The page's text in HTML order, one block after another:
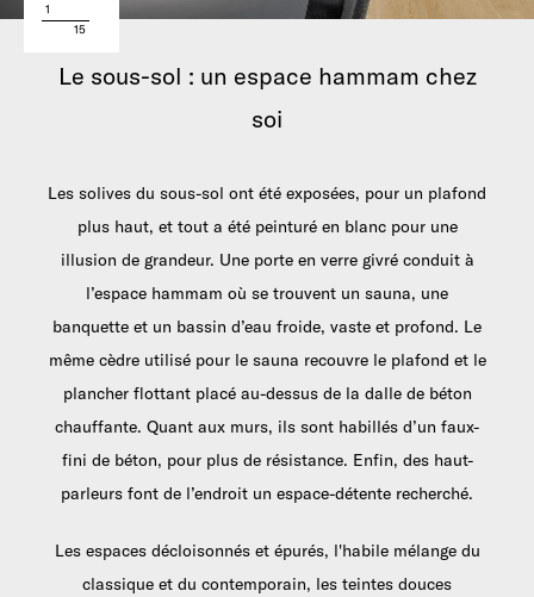
1
15
Le sous-sol : un espace hammam chez
soi
Les solives du sous-sol ont été exposées, pour un plafond
plus haut, et tout a été peinturé en blanc pour une
illusion de grandeur. Une porte en verre givré conduit à
l’espace hammam où se trouvent un sauna, une
banquette et un bassin d’eau froide, vaste et profond. Le
même cèdre utilisé pour le sauna recouvre le plafond et le
plancher flottant placé au-dessus de la dalle de béton
chauffante. Quant aux murs, ils sont habillés d’un faux-
fini de béton, pour plus de résistance. Enfin, des haut-
parleurs font de l’endroit un espace-détente recherché.
Les espaces décloisonnés et épurés, l'habile mélange du
classique et du contemporain, les teintes douces